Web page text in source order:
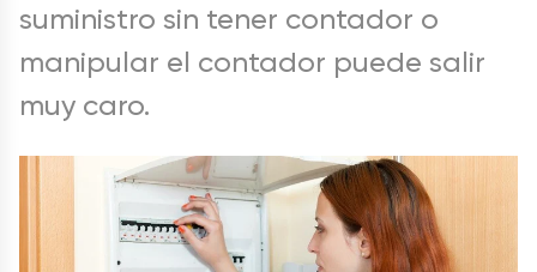
suministro sin tener contador o
manipular el contador puede salir
muy caro.